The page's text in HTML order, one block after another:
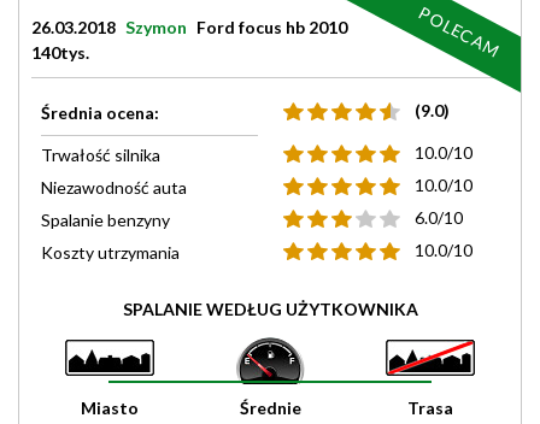
26.03.2018 Szymon Ford focus hb 2010
140tys.
Średnia ocena: (9.0)
Trwałość silnika
10.0/10
Niezawodność auta
10.0/10
Spalanie benzyny
6.0/10
Koszty utrzymania
10.0/10
SPALANIE WEDŁUG UŻYTKOWNIKA
Miasto Średnie Trasa
POLECAM